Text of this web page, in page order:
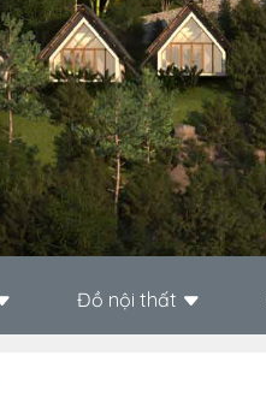
Đồ nội thất